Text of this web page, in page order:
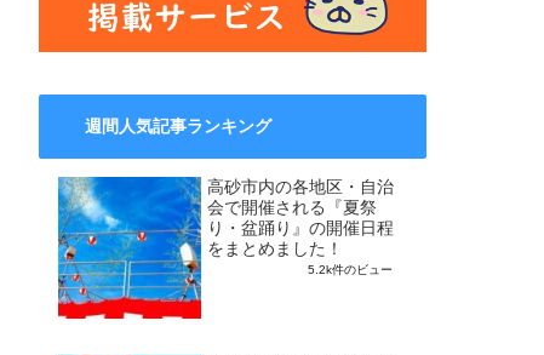
週間人気記事ランキング
高砂市内の各地区・自治
会で開催される『夏祭
り・盆踊り』の開催日程
をまとめました！
5.2k件のビュー